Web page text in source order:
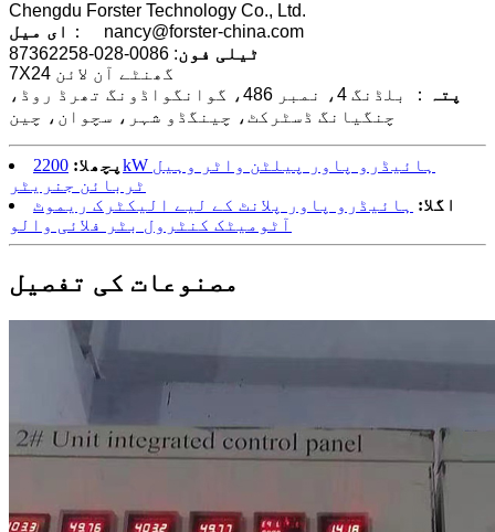
Chengdu Forster Technology Co., Ltd.
ای میل
： nancy@forster-china.com
ٹیلی فون: 0086-028-87362258
7X24 گھنٹے آن لائن
پتہ
： بلڈنگ 4، نمبر 486، گوانگواڈونگ تھرڈ روڈ،
چنگیانگ ڈسٹرکٹ، چینگڈو شہر، سچوان، چین
پچھلا: 2200kW ہائیڈرو پاور پیلٹن واٹر وہیل
ٹربائن جنریٹر
اگلا: ہائیڈرو پاور پلانٹ کے لیے الیکٹرک ریموٹ
آٹومیٹک کنٹرول بٹر فلائی والو
مصنوعات کی تفصیل